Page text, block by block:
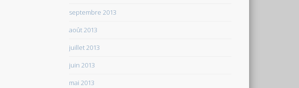
septembre 2013
août 2013
juillet 2013
juin 2013
mai 2013